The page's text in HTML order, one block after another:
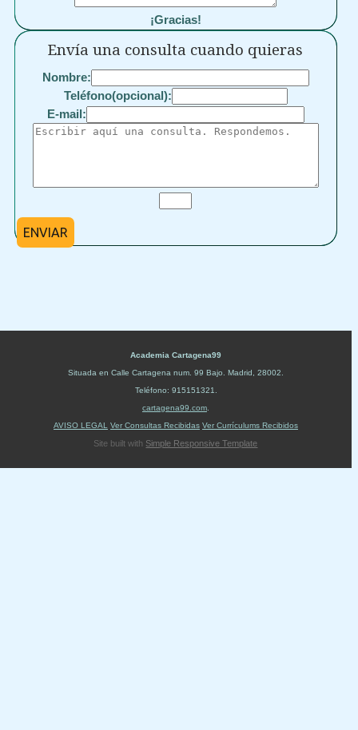
¡Gracias!
Envía una consulta cuando quieras
Nombre:
Teléfono(opcional):
E-mail:
ENVIAR
Academia Cartagena99
Situada en Calle Cartagena num. 99 Bajo Madrid 28002
Teléfono: 915151321
cartagena99.com
AVISO LEGAL
Ver Consultas Recibidas Ver Currículums Recibidos
Site built with Simple Responsive Template